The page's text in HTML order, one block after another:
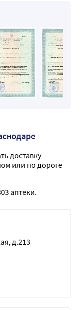
доставку
или по дороге
аптеки.
д.213